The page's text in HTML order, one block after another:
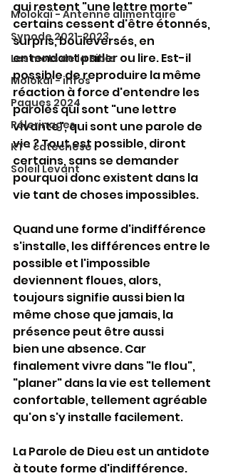
Molokaï - Antenne alimentaire
Synode 2021-2023
Les mots de la Bible
Molokaï - infos
Paques 2024
Pélerinages
KT - catechese
Soleil Levant
qui restent "une lettre morte"
certains cessent d'être étonnés,
surpris, bouleversés, en
entendant parler ou lire. Est-il
possible de reproduire la même
réaction à force d'entendre les
paroles qui sont "une lettre
vivante", qui sont une parole de
vie ? Tout est possible, diront
certains, sans se demander
pourquoi donc existent dans la
vie tant de choses impossibles.
Quand une forme d'indifférence
s'installe, les différences entre le
possible et l'impossible
deviennent floues, alors,
toujours signifie aussi bien la
même chose que jamais, la
présence peut être aussi
bien une absence. Car
finalement vivre dans "le flou",
"planer" dans la vie est tellement
confortable, tellement agréable
qu'on s'y installe facilement.
La Parole de Dieu est un antidote
à toute forme d'indifférence.